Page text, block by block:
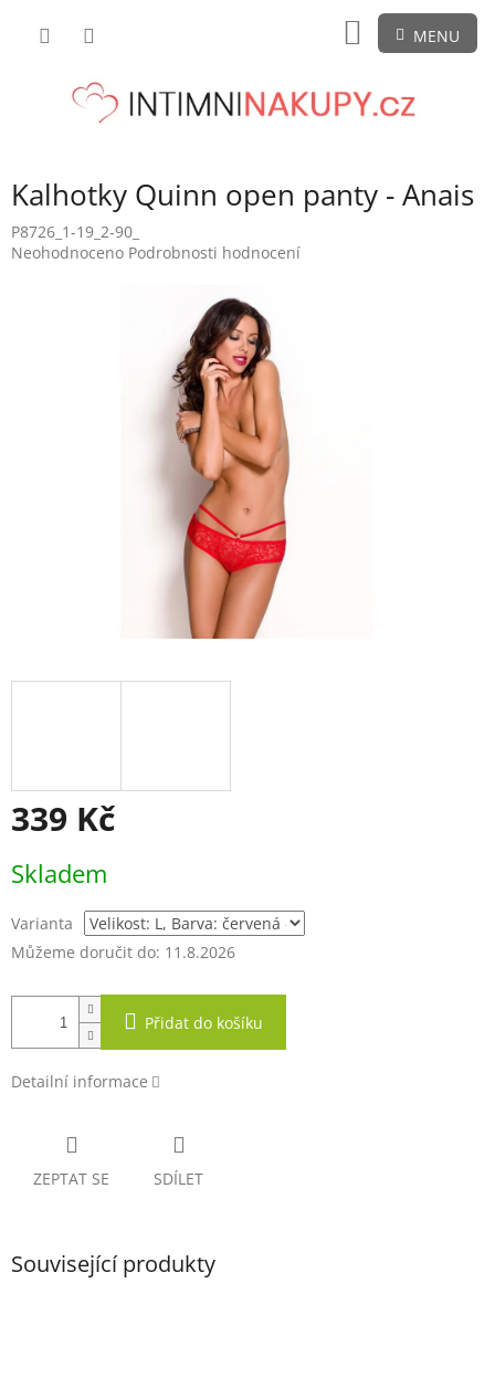
NÁKUPNÍ
KOŠÍK
Kalhotky Quinn open panty - Anais
P8726_1-19_2-90_
Průměrné
Neohodnoceno Podrobnosti hodnocení
339 Kč
cena:
Skladem
Varianta
Můžeme doručit do: 11.8.2026
Přidat do košíku
Detailní informace
ZEPTAT SE SDÍLET
Související produkty